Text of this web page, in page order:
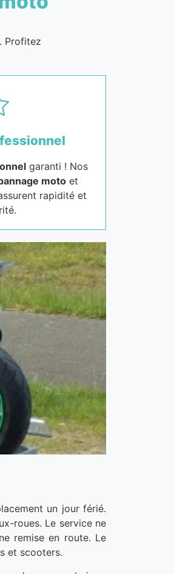
Profitez
garanti ! Nos
motoet
rapidité et
un jour férié.
roues. Le service ne
remise en route. Le
et scooters.